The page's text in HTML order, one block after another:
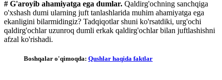
# G'aroyib ahamiyatga ega dumlar. Qaldirg'ochning sanchqiga
o'xshash dumi ularning juft tanlashlarida muhim ahamiyatga ega
ekanligini bilarmidingiz? Tadqiqotlar shuni ko'rsatdiki, urg'ochi
qaldirg'ochlar uzunroq dumli erkak qaldirg'ochlar bilan juftlashishni
afzal ko'rishadi.
Boshqalar o'qimoqda: Qushlar haqida faktlar